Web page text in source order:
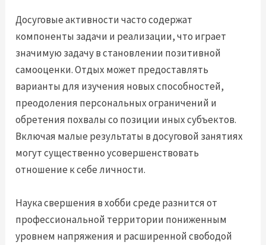
Досуговые активности часто содержат
компоненты задачи и реализации, что играет
значимую задачу в становлении позитивной
самооценки. Отдых может предоставлять
варианты для изучения новых способностей,
преодоления персональных ограничений и
обретения похвалы со позиции иных субъектов.
Включая малые результаты в досуговой занятиях
могут существенно усовершенствовать
отношение к себе личности.
Наука свершения в хобби среде разнится от
профессиональной территории пониженным
уровнем напряжения и расширенной свободой